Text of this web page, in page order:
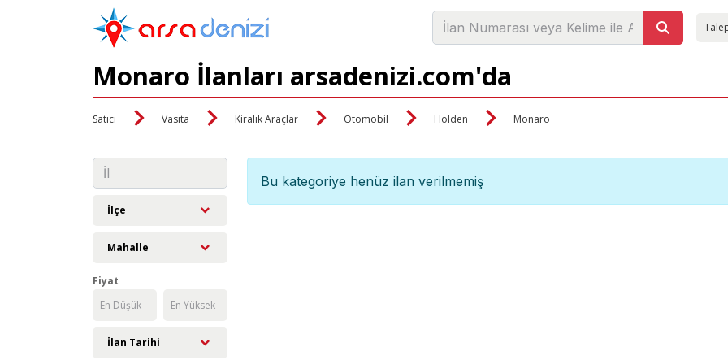
Monaro İlanları arsadenizi.com'da
Satıcı Vasıta Kiralık Araçlar Otomobil Holden Monaro
İlçe
Mahalle
Fiyat
İlan Tarihi
Bu kategoriye henüz ilan verilmemiş